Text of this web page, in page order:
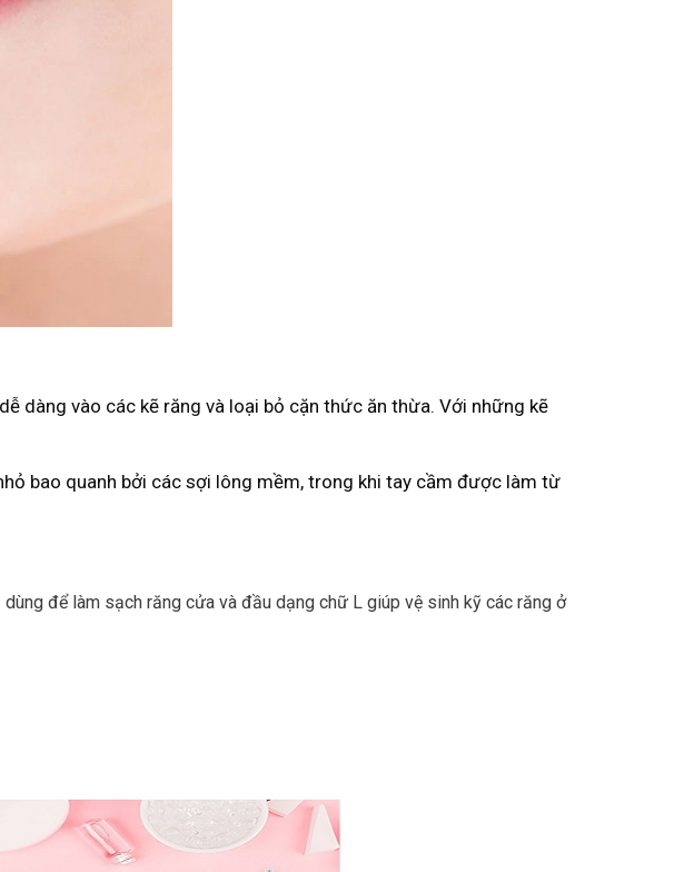
dàng vào các kẽ răng và loại bỏ cặn thức ăn thừa. Với những kẽ
bao quanh bởi các sợi lông mềm, trong khi tay cầm được làm từ
để làm sạch răng cửa và đầu dạng chữ L giúp vệ sinh kỹ các răng ở